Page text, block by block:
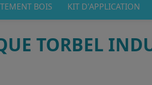
BOIS KIT D'APPLICATION
TORBEL